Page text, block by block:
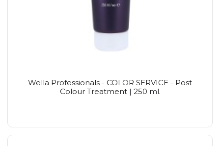
Wella Professionals - COLOR SERVICE - Post
Colour Treatment | 250 ml.